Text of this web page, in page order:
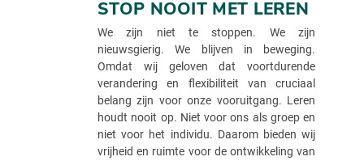
STOP NOOIT MET LEREN
We zijn niet te stoppen. We zijn
nieuwsgierig. We blijven in beweging.
Omdat wij geloven dat voortdurende
verandering en flexibiliteit van cruciaal
belang zijn voor onze vooruitgang. Leren
houdt nooit op. Niet voor ons als groep en
niet voor het individu. Daarom bieden wij
vrijheid en ruimte voor de ontwikkeling van